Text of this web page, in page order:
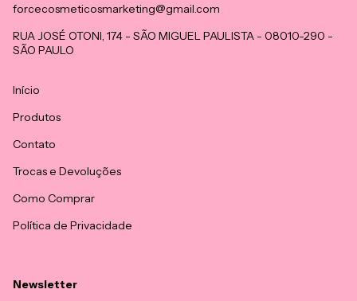
forcecosmeticosmarketing@gmail.com
RUA JOSÉ OTONI, 174 - SÃO MIGUEL PAULISTA - 08010-290 -
SÃO PAULO
Início
Produtos
Contato
Trocas e Devoluções
Como Comprar
Política de Privacidade
Newsletter